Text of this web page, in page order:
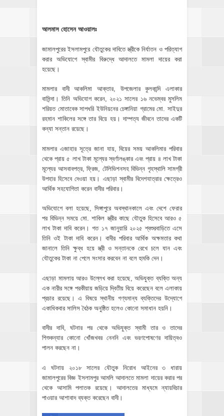
আলমাস হোসেন আওয়ালঃ
জামালপুরের ইসলামপুরে যৌতুকের দাবিতে স্ত্রীকে নির্যাতন ও পরিত্যাগ
করার অভিযোগে স্বামীর বিরুদ্ধে আদালতে মামলা দায়ের করা
হয়েছে।
মামলার বাদী আকলিমা আক্তার, উপজেলার কুলকান্দি এলাকার
বাসিন্দা। তিনি অভিযোগ করেন, ২০২১ সালের ১৬ নভেম্বর মুসলিম
শরিয়ত মোতাবেক সাপধরি ইউনিয়নের চেঙ্গানিয়া গ্রামের মো. সাইদুর
রহমান শাকিলের সঙ্গে তার বিয়ে হয়। দাম্পত্য জীবনে তাদের একটি
কন্যা সন্তান রয়েছে।
মামলার এজাহার সূত্রে জানা যায়, বিয়ের সময় আকলিমার পরিবার
থেকে প্রায় ৫ লাখ টাকা মূল্যের স্বর্ণালঙ্কার এবং প্রায় ৪ লাখ টাকা
মূল্যের আসবাবপত্র, ফ্রিজ, টেলিভিশনসহ বিভিন্ন গৃহস্থালি সামগ্রী
উপহার হিসেবে দেওয়া হয়। এছাড়া স্বামীর বিদেশযাত্রার ক্ষেত্রেও
আর্থিক সহযোগিতা করেন বাদীর পরিবার।
অভিযোগে বলা হয়েছে, সিঙ্গাপুরে অবস্থানকালে এবং দেশে ফেরার
পর বিভিন্ন সময়ে মো. শাকিল স্ত্রীর কাছে যৌতুক হিসেবে আরও ৫
লাখ টাকা দাবি করেন। গত ১৭ জানুয়ারি ২০২৫ শ্বশুরবাড়িতে এসে
তিনি ওই টাকা দাবি করেন। বাদীর পরিবার আর্থিক অক্ষমতার কথা
জানালে তিনি ক্ষুব্ধ হয়ে স্ত্রী ও সন্তানকে রেখে চলে যান এবং
যৌতুকের টাকা না পেলে সংসার করবেন না বলে হুমকি দেন।
এছাড়া মামলায় আরও উল্লেখ করা হয়েছে, অভিযুক্ত ব্যক্তি অন্য
এক নারীর সঙ্গে পরকীয়ায় জড়িয়ে দ্বিতীয় বিয়ে করেছেন বলে এলাকায়
প্রচার রয়েছে। এ বিষয়ে স্থানীয় গণ্যমান্য ব্যক্তিদের উদ্যোগে
একাধিকবার সালিস বৈঠক অনুষ্ঠিত হলেও কোনো সমাধান হয়নি।
বাদীর দাবি, ঘটনার পর থেকে অভিযুক্ত স্বামী তার ও তাদের
শিশুকন্যার কোনো খোঁজখবর নেননি এবং ভরণপোষণের দায়িত্বও
পালন করছেন না।
এ ঘটনায় ২০১৮ সালের যৌতুক নিরোধ আইনের ৩ ধারায়
জামালপুরের বিজ্ঞ ইসলামপুর আমলি আদালতে মামলা দায়ের করার পর
থেকে আসামি পলাতক রয়েছে। আদালতের মাধ্যমে ন্যায়বিচার
পাওয়ার আশাবাদ ব্যক্ত করেছেন বাদী।